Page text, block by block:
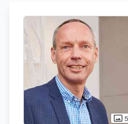
photo_size_select_actual5